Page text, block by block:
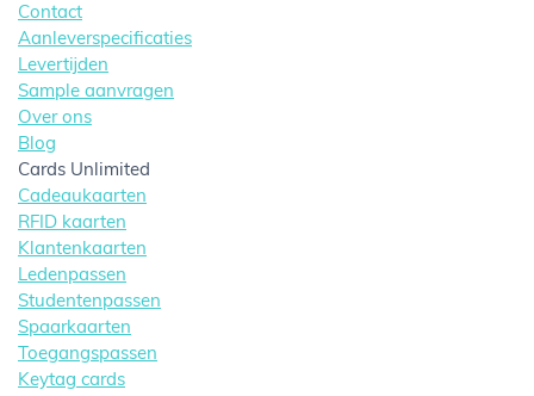
Contact
Aanleverspecificaties
Levertijden
Sample aanvragen
Over ons
Blog
Cards Unlimited
Cadeaukaarten
RFID kaarten
Klantenkaarten
Ledenpassen
Studentenpassen
Spaarkaarten
Toegangspassen
Keytag cards